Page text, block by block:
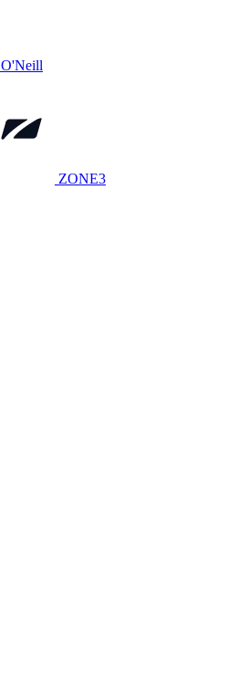
O'Neill
ZONE3